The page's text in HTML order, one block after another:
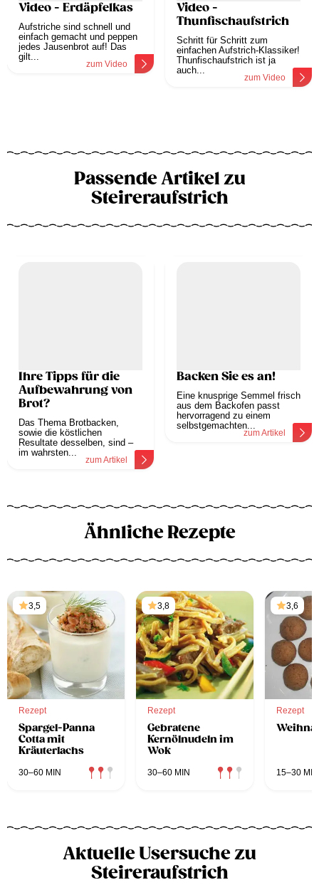
Video - Erdäpfelkas
Aufstriche sind schnell und
einfach gemacht und peppen
jedes Jausenbrot auf! Das
gilt...
zum Video
Video -
Thunfischaufstrich
Schritt für Schritt zum
einfachen Aufstrich-Klassiker!
Thunfischaufstrich ist ja
auch...
zum Video
Passende Artikel zu
Steireraufstrich
Ihre Tipps für die
Aufbewahrung von
Brot?
Das Thema Brotbacken,
sowie die köstlichen
Resultate desselben, sind –
im wahrsten...
zum Artikel
Backen Sie es an!
Eine knusprige Semmel frisch
aus dem Backofen passt
hervorragend zu einem
selbstgemachten...
zum Artikel
Ähnliche Rezepte
3,5
Rezept
Spargel-Panna
Cotta mit
Kräuterlachs
30–60 MIN
3,8
Rezept
Gebratene
Kernölnudeln im
Wok
30–60 MIN
3,6
Rezept
15–30 MIN
Aktuelle Usersuche zu
Steireraufstrich